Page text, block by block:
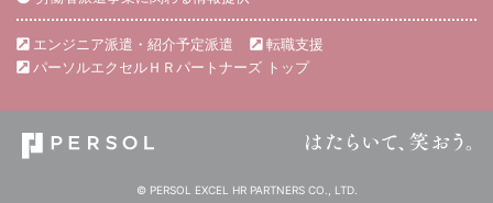
エンジニア派遣・紹介予定派遣
転職支援
パーソルエクセルＨＲパートナーズ トップ
© PERSOL EXCEL HR PARTNERS CO., LTD.